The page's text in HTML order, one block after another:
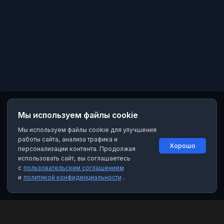
Мы используем файлы cookie
Мы используем файлы cookie для улучшения
работы сайта, анализа трафика и
персонализации контента. Продолжая
использовать сайт, вы соглашаетесь
с пользовательским соглашением
и политикой конфиденциальности .
Хорошо